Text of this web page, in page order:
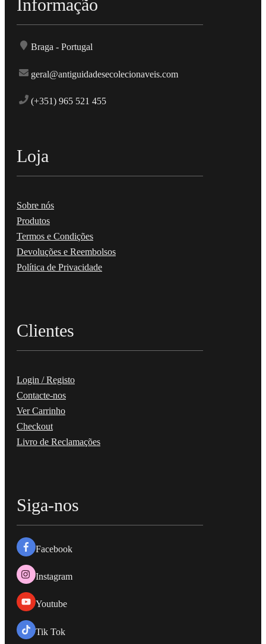
Informação
Braga - Portugal
geral@antiguidadesecolecionaveis.com
(+351) 965 521 455
Loja
Sobre nós
Produtos
Termos e Condições
Devoluções e Reembolsos
Política de Privacidade
Clientes
Login / Registo
Contacte-nos
Ver Carrinho
Checkout
Livro de Reclamações
Siga-nos
Facebook
Instagram
Youtube
Tik Tok